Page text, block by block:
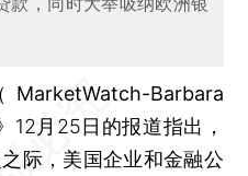
Barbara
12月25日的报道指出，
际，美国企业和金融公